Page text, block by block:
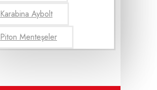
Karabina Aybolt
Piton Menteşeler